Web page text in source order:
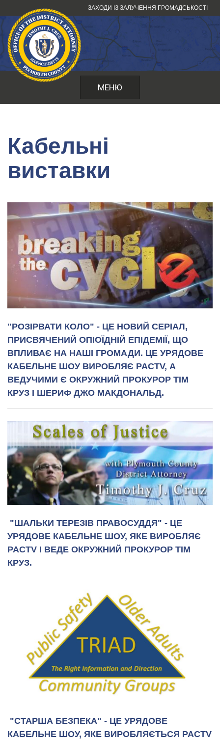
до
змісту
ЗАХОДИ ІЗ ЗАЛУЧЕННЯ ГРОМАДСЬКОСТІ
МЕНЮ
Кабельні
виставки
"РОЗІРВАТИ КОЛО" - ЦЕ НОВИЙ СЕРІАЛ,
ПРИСВЯЧЕНИЙ ОПІОЇДНІЙ ЕПІДЕМІЇ, ЩО
ВПЛИВАЄ НА НАШІ ГРОМАДИ. ЦЕ УРЯДОВЕ
КАБЕЛЬНЕ ШОУ ВИРОБЛЯЄ PACTV, А
ВЕДУЧИМИ Є ОКРУЖНИЙ ПРОКУРОР ТІМ
КРУЗ І ШЕРИФ ДЖО МАКДОНАЛЬД.
"ШАЛЬКИ ТЕРЕЗІВ ПРАВОСУДДЯ" - ЦЕ
УРЯДОВЕ КАБЕЛЬНЕ ШОУ, ЯКЕ ВИРОБЛЯЄ
PACTV І ВЕДЕ ОКРУЖНИЙ ПРОКУРОР ТІМ
КРУЗ.
"СТАРША БЕЗПЕКА" - ЦЕ УРЯДОВЕ
КАБЕЛЬНЕ ШОУ, ЯКЕ ВИРОБЛЯЄТЬСЯ PACTV